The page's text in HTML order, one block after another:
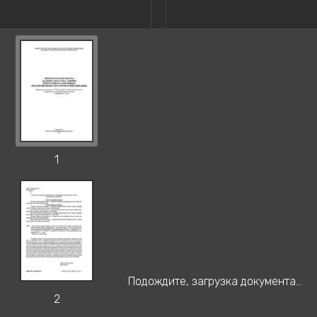
1
2
Подождите, загрузка документа...